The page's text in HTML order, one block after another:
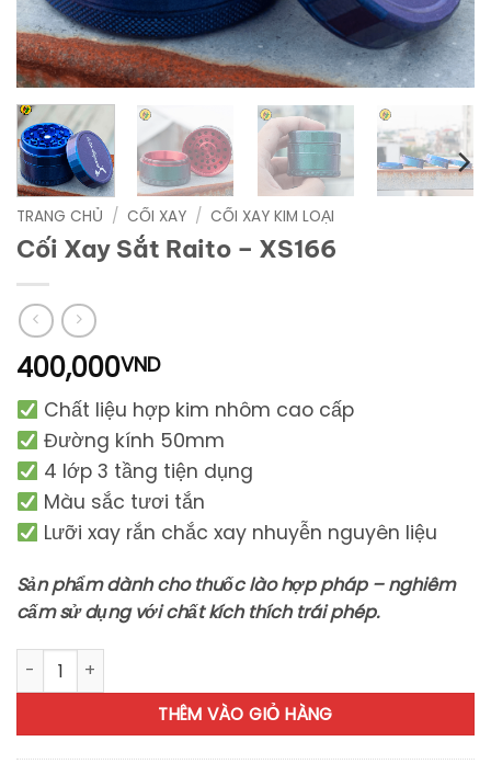
TRANG CHỦ / CỐI XAY / CỐI XAY KIM LOẠI
Cối Xay Sắt Raito – XS166
400,000VND
Chất liệu hợp kim nhôm cao cấp
Đường kính 50mm
4 lớp 3 tầng tiện dụng
Màu sắc tươi tắn
Lưỡi xay rắn chắc xay nhuyễn nguyên liệu
Sản phẩm dành cho thuốc lào hợp pháp – nghiêm
cấm sử dụng với chất kích thích trái phép.
Cối Xay Sắt Raito - XS166 số lượng
THÊM VÀO GIỎ HÀNG